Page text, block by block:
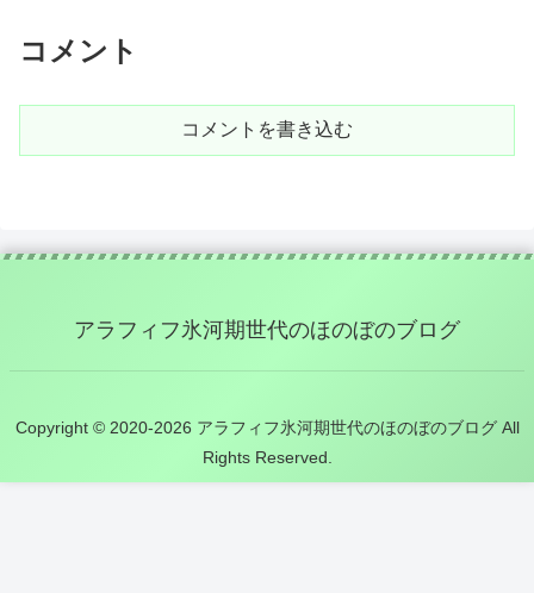
コメント
コメントを書き込む
アラフィフ氷河期世代のほのぼのブログ
Copyright © 2020-2026 アラフィフ氷河期世代のほのぼのブログ All
Rights Reserved.